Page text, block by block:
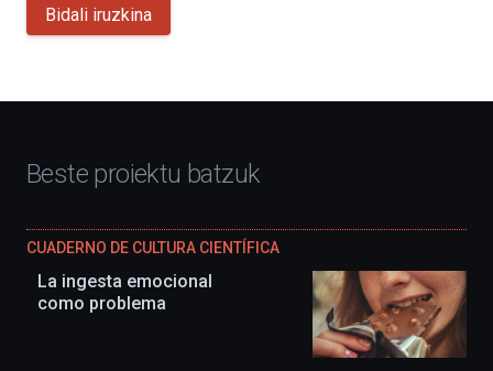
Bidali iruzkina
Beste proiektu batzuk
CUADERNO DE CULTURA CIENTÍFICA
La ingesta emocional
como problema